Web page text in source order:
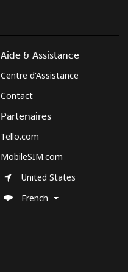
Aide & Assistance
Centre d'Assistance
Contact
Partenaires
Tello.com
MobileSIM.com
United States
French